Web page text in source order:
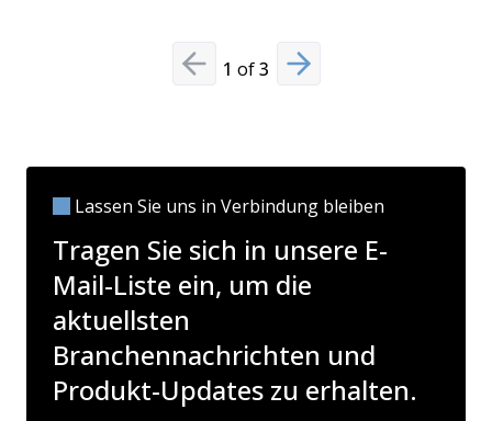
Previous slide
1 of3 Next slide
Lassen Sie uns in Verbindung bleiben
Tragen Sie sich in unsere E-
Mail-Liste ein, um die
aktuellsten
Branchennachrichten und
Produkt-Updates zu erhalten.